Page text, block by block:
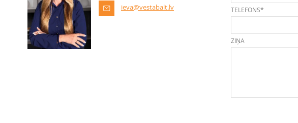
ieva@vestabalt.lv
TELEFONS*
ZIŅA